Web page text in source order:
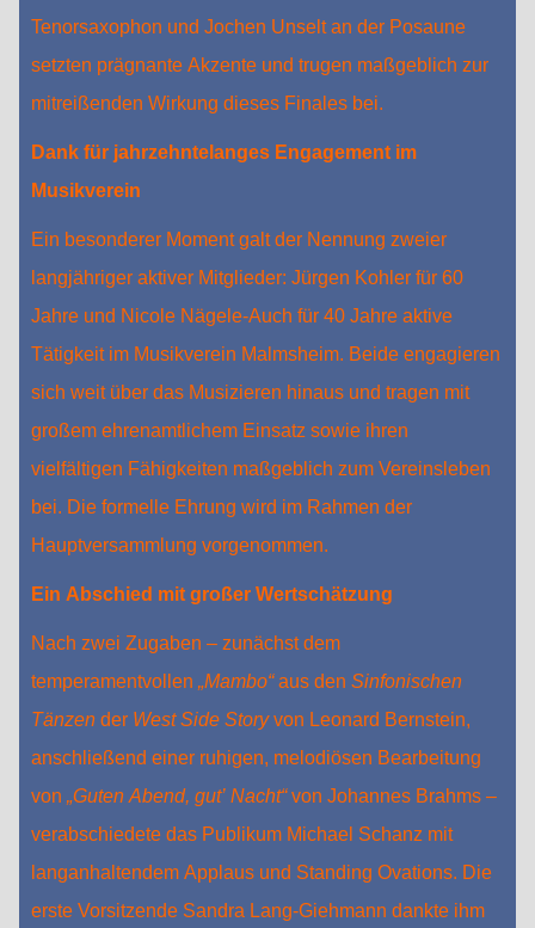
Tenorsaxophon und Jochen Unselt an der Posaune
setzten prägnante Akzente und trugen maßgeblich zur
mitreißenden Wirkung dieses Finales bei.
Dank für jahrzehntelanges Engagement im
Musikverein
Ein besonderer Moment galt der Nennung zweier
langjähriger aktiver Mitglieder: Jürgen Kohler für 60
Jahre und Nicole Nägele‑Auch für 40 Jahre aktive
Tätigkeit im Musikverein Malmsheim. Beide engagieren
sich weit über das Musizieren hinaus und tragen mit
großem ehrenamtlichem Einsatz sowie ihren
vielfältigen Fähigkeiten maßgeblich zum Vereinsleben
bei. Die formelle Ehrung wird im Rahmen der
Hauptversammlung vorgenommen.
Ein Abschied mit großer Wertschätzung
Nach zwei Zugaben – zunächst dem
temperamentvollen„Mambo“aus denSinfonischen
Tänzen der West Side Storyvon Leonard Bernstein,
anschließend einer ruhigen, melodiösen Bearbeitung
von„Guten Abend, gut’ Nacht“von Johannes Brahms –
verabschiedete das Publikum Michael Schanz mit
langanhaltendem Applaus und Standing Ovations. Die
erste Vorsitzende Sandra Lang‑Giehmann dankte ihm